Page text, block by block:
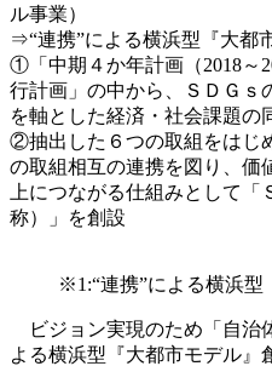
ル事業）
⇒“連携”による横浜型『大都
①「中期４か年計画（2018～
行計画」の中から、ＳＤＧｓ
を軸とした経済・社会課題の
②抽出した６つの取組をはじ
の取組相互の連携を図り、価
上につながる仕組みとして
称）」を創設
※1:“連携”による横浜型
ビジョン実現のため「自治
よる横浜型『大都市モデル』